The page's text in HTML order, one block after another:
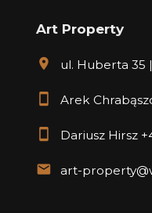
Art Property
ul. Huberta 35
Arek
Dariusz Hirsz
art-